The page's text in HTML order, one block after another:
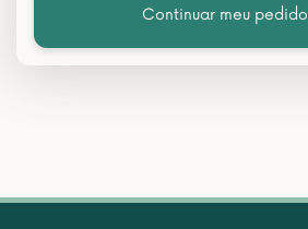
Continuar meu pedido